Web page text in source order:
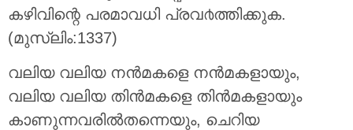
കഴിവിന്റെ പരമാവധി പ്രവ൪ത്തിക്കുക.
(മുസ്ലിം:1337)
വലിയ വലിയ നന്‍മകളെ നന്‍മകളായും,
വലിയ വലിയ തിന്‍മകളെ തിന്‍മകളായും
കാണുന്നവരിൽതന്നെയും, ചെറിയ